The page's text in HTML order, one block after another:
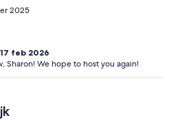
2025
feb 2026
Sharon! We hope to host you again!